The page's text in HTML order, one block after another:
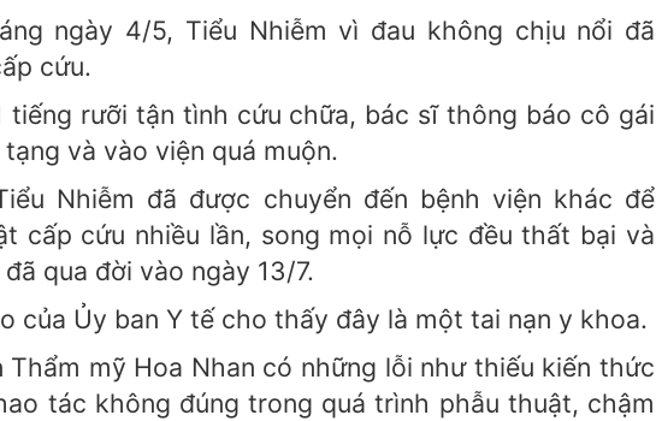
ngày 4/5, Tiểu Nhiễm vì đau không chịu nổi đã
cứu.
tiếng rưỡi tận tình cứu chữa, bác sĩ thông báo cô gái
và vào viện quá muộn.
Nhiễm đã được chuyển đến bệnh viện khác để
cấp cứu nhiều lần, song mọi nỗ lực đều thất bại và
qua đời vào ngày 13/7.
của Ủy ban Y tế cho thấy đây là một tai nạn y khoa.
Thẩm mỹ Hoa Nhan có những lỗi như thiếu kiến thức
tác không đúng trong quá trình phẫu thuật, chậm